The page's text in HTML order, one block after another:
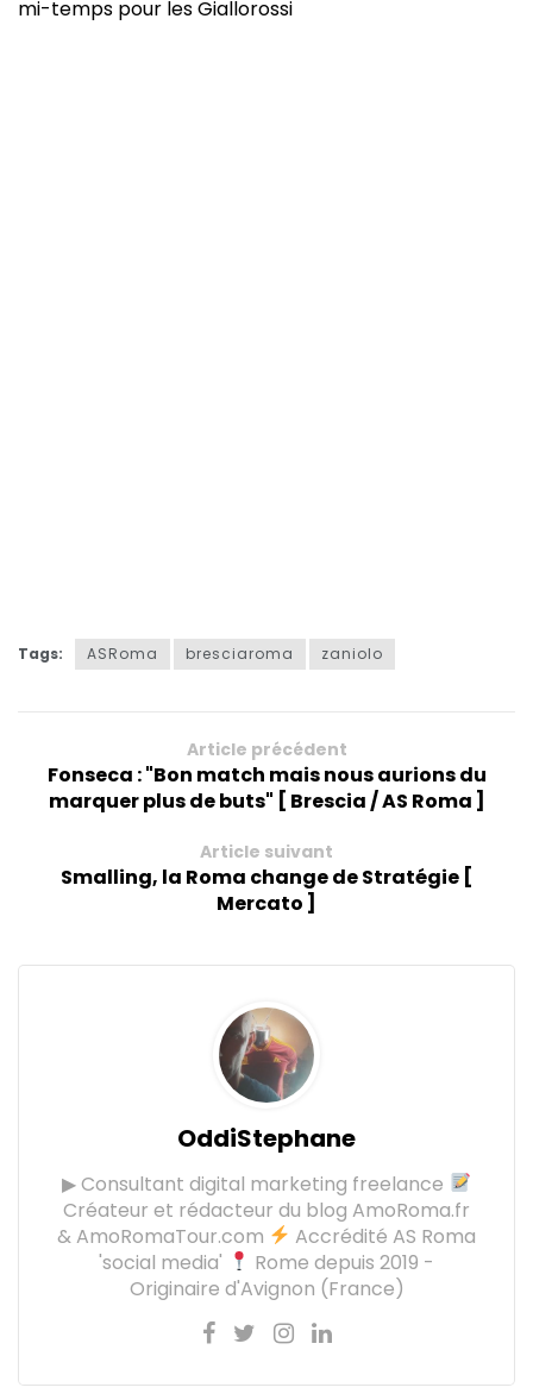
mi-temps pour les Giallorossi
Tags: ASRoma bresciaroma zaniolo
Article précédent
Fonseca : "Bon match mais nous aurions du
marquer plus de buts" [ Brescia / AS Roma ]
Article suivant
Smalling, la Roma change de Stratégie [
Mercato ]
OddiStephane
▶ Consultant digital marketing freelance
Créateur et rédacteur du blog AmoRoma.fr
& AmoRomaTour.com
Accrédité AS Roma
'social media'
Rome depuis 2019 -
Originaire d'Avignon (France)